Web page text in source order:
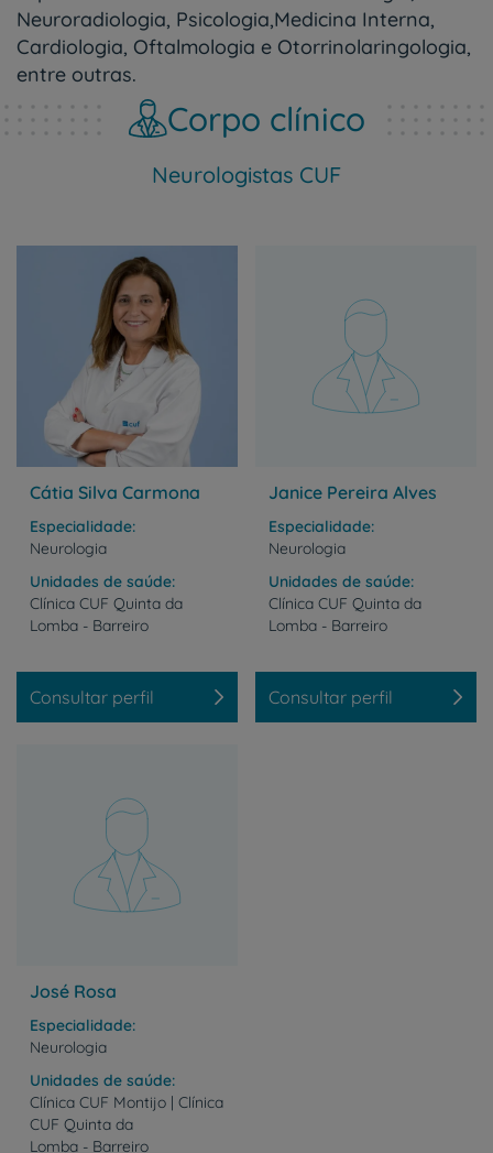
Neuroradiologia, Psicologia,Medicina Interna,
Cardiologia, Oftalmologia e Otorrinolaringologia,
entre outras.
Corpo clínico
Neurologistas CUF
Cátia Silva Carmona
Especialidade
Neurologia
Unidades de saúde
Clínica CUF Quinta da
Lomba - Barreiro
Consultar perfil
Janice Pereira Alves
Especialidade
Neurologia
Unidades de saúde
Clínica CUF Quinta da
Lomba - Barreiro
Consultar perfil
José Rosa
Especialidade
Neurologia
Unidades de saúde
Clínica CUF Montijo | Clínica
CUF Quinta da
Lomba - Barreiro